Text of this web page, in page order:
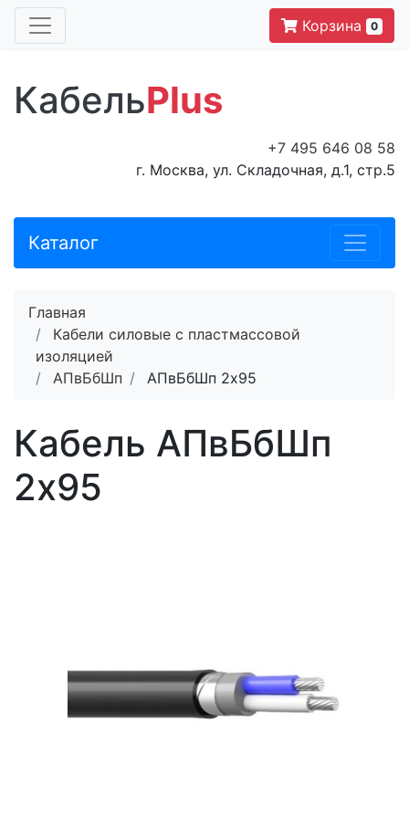
Корзина 0
КабельPlus
+7 495 646 08 58
г. Москва, ул. Складочная, д.1, стр.5
Каталог
Главная
Кабели силовые с пластмассовой
изоляцией
АПвБбШп
АПвБбШп 2x95
Кабель АПвБбШп
2x95